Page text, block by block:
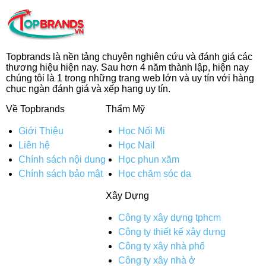
Topbrands là nền tảng chuyên nghiên cứu và đánh giá các
thương hiệu hiện nay. Sau hơn 4 năm thành lập, hiện nay
chúng tôi là 1 trong những trang web lớn và uy tín với hàng
chục ngàn đánh giá và xếp hạng uy tín.
Về Topbrands
Giới Thiệu
Liên hệ
Chính sách nội dung
Chính sách bảo mật
Thẩm Mỹ
Học Nối Mi
Học Nail
Học phun xăm
Học chăm sóc da
Xây Dựng
Công ty xây dựng tphcm
Công ty thiết kế xây dựng
Công ty xây nhà phố
Công ty xây nhà ở